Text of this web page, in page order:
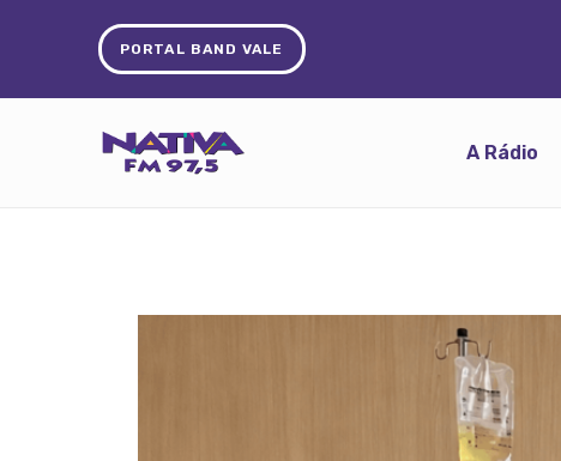
PORTAL BAND VALE
A Rádio